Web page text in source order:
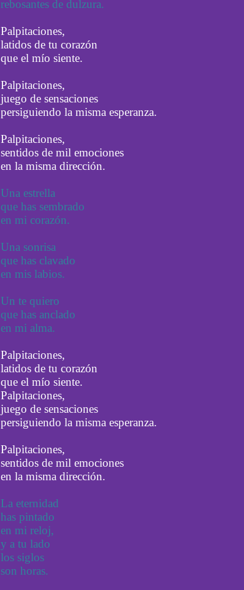
rebosantes de dulzura.
Palpitaciones,
latidos de tu corazón
que el mío siente.
Palpitaciones,
juego de sensaciones
persiguiendo la misma esperanza.
Palpitaciones,
sentidos de mil emociones
en la misma dirección.
Una estrella
que has sembrado
en mi corazón.
Una sonrisa
que has clavado
en mis labios.
Un te quiero
que has anclado
en mi alma.
Palpitaciones,
latidos de tu corazón
que el mío siente.
Palpitaciones,
juego de sensaciones
persiguiendo la misma esperanza.
Palpitaciones,
sentidos de mil emociones
en la misma dirección.
La eternidad
has pintado
en mi reloj,
y a tu lado
los siglos
son horas.